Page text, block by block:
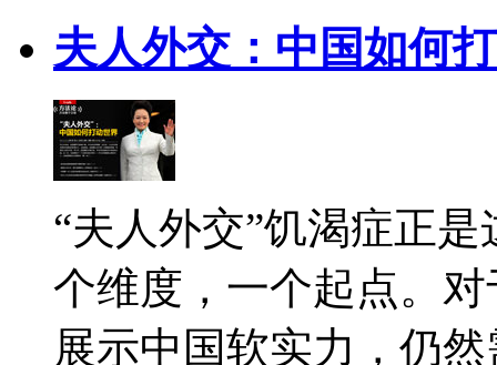
夫人外交：中国如何
“夫人外交”饥渴症正
个维度，一个起点。
展示中国软实力，仍